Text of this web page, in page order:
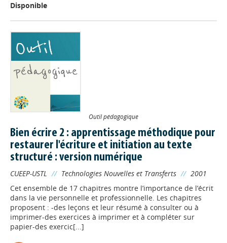
Disponible
Outil pédagogique
Bien écrire 2 : apprentissage méthodique pour
restaurer l'écriture et initiation au texte
structuré : version numérique
CUEEP-USTL // Technologies Nouvelles et Transferts // 2001
Cet ensemble de 17 chapitres montre l’importance de l’écrit
dans la vie personnelle et professionnelle. Les chapitres
proposent : -des leçons et leur résumé à consulter ou à
imprimer-des exercices à imprimer et à compléter sur
papier-des exercic[...]